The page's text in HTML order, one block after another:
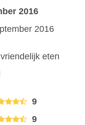
2016
2016
eten
9
9